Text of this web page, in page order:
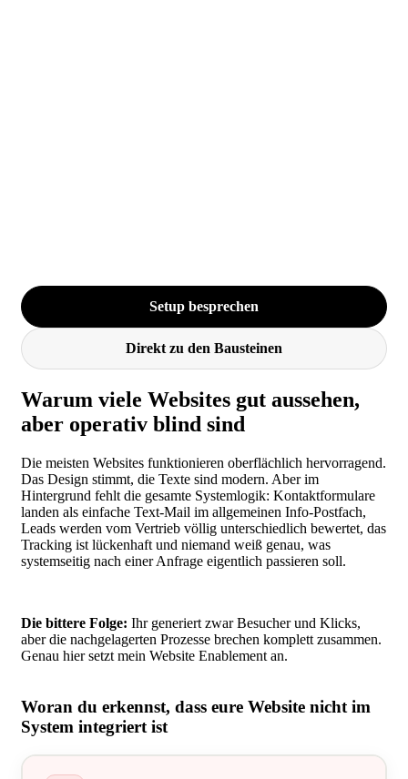
Setup besprechen
Direkt zu den Bausteinen
Warum viele Websites gut aussehen,
aber operativ blind sind
Die meisten Websites funktionieren oberflächlich hervorragend.
Das Design stimmt, die Texte sind modern. Aber im
Hintergrund fehlt die gesamte Systemlogik: Kontaktformulare
landen als einfache Text-Mail im allgemeinen Info-Postfach,
Leads werden vom Vertrieb völlig unterschiedlich bewertet, das
Tracking ist lückenhaft und niemand weiß genau, was
systemseitig nach einer Anfrage eigentlich passieren soll.
Die bittere Folge: Ihr generiert zwar Besucher und Klicks,
aber die nachgelagerten Prozesse brechen komplett zusammen.
Genau hier setzt mein Website Enablement an.
Woran du erkennst, dass eure Website nicht im
System integriert ist